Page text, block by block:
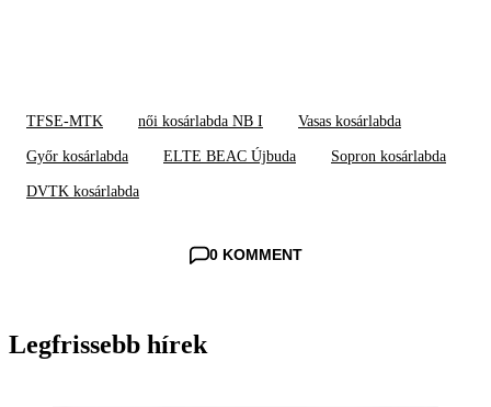
TFSE-MTK női kosárlabda NB I Vasas kosárlabda
Győr kosárlabda ELTE BEAC Újbuda Sopron kosárlabda
DVTK kosárlabda
0 KOMMENT
Legfrissebb hírek